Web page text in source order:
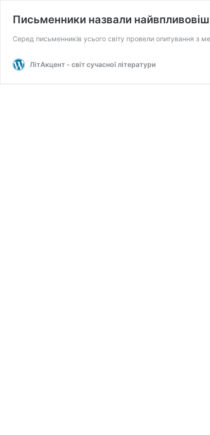
Письменники назвали
Серед письменників усього світу провели опитування з
ЛітАкцент - світ сучасної літератури